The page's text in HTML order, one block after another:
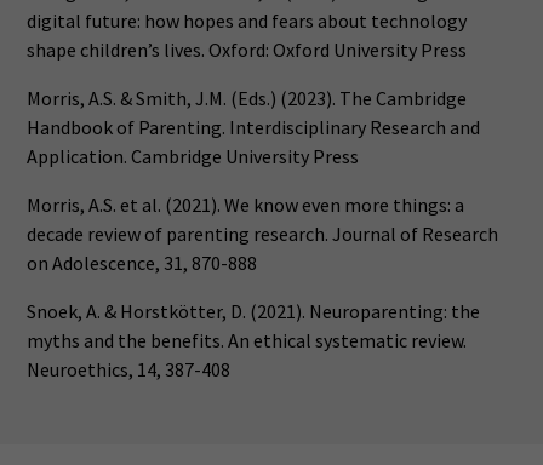
digital future: how hopes and fears about technology
shape children’s lives. Oxford: Oxford University Press
Morris, A.S. & Smith, J.M. (Eds.) (2023). The Cambridge
Handbook of Parenting. Interdisciplinary Research and
Application. Cambridge University Press
Morris, A.S. et al. (2021). We know even more things: a
decade review of parenting research. Journal of Research
on Adolescence, 31, 870-888
Snoek, A. & Horstkötter, D. (2021). Neuroparenting: the
myths and the benefits. An ethical systematic review.
Neuroethics, 14, 387-408